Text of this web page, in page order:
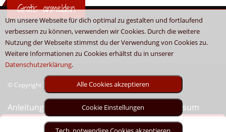
Um unsere Webseite für dich optimal zu gestalten und fortlaufend
verbessern zu können, verwenden wir Cookies. Durch die weitere
Nutzung der Webseite stimmst du der Verwendung von Cookies zu.
Weitere Informationen zu Cookies erhältst du in unserer
Datenschutzerklärung.
Alle Cookies akzeptieren
Cookie Einstellungen
Gratis anmelden
© Copyright 2026 - Boni.tv / Cashback & Gutscheine
Anleitung Sitemap Kontakt Unser Impressum